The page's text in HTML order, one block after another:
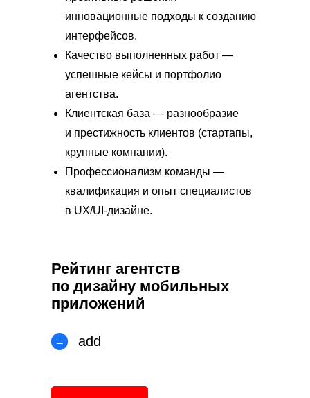
инновационные подходы к созданию
интерфейсов.
Качество выполненных работ —
успешные кейсы и портфолио
агентства.
Клиентская база — разнообразие
и престижность клиентов (стартапы,
крупные компании).
Профессионализм команды —
квалификация и опыт специалистов
в UX/UI-дизайне.
Рейтинг агентств
по дизайну мобильных
приложений
→ add